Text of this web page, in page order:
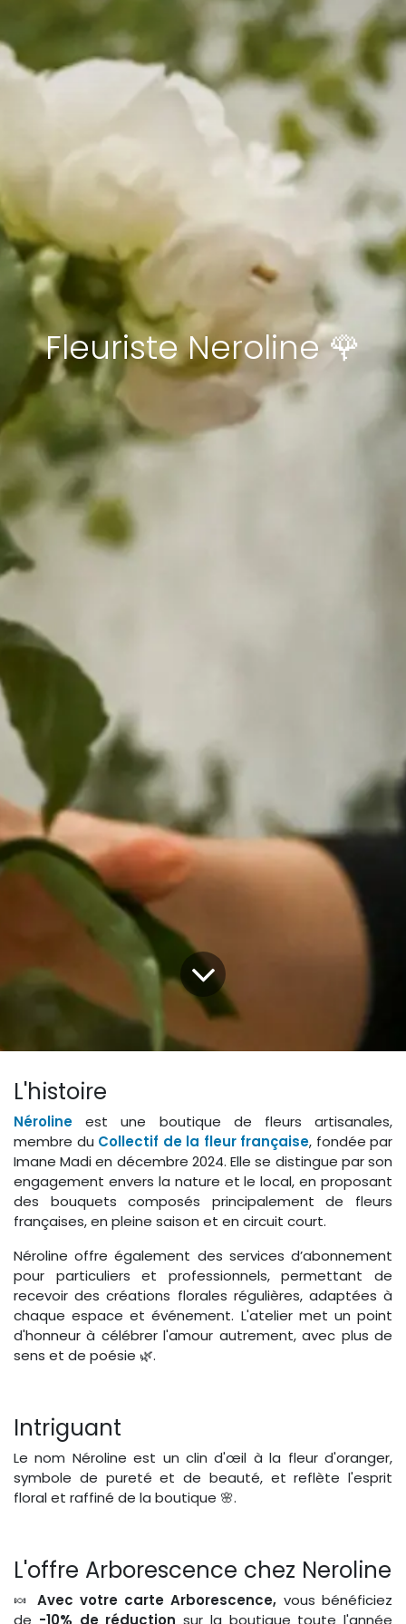
Fleuriste Neroline 🌹
L'histoire
Néroline
est une boutique de fleurs artisanales,
membre du Collectif de la fleur française, fondée par
Imane Madi en décembre 2024. Elle se distingue par son
engagement envers la nature et le local, en proposant
des bouquets composés principalement de fleurs
françaises, en pleine saison et en circuit court.
Néroline offre également des services d’abonnement
pour particuliers et professionnels, permettant de
recevoir des créations florales régulières, adaptées à
chaque espace et événement. L'atelier met un point
d'honneur à célébrer l'amour autrement, avec plus de
sens et de poésie 🌿.
Intriguant
Le nom Néroline est un clin d'œil à la fleur d'oranger,
symbole de pureté et de beauté, et reflète l'esprit
floral et raffiné de la boutique 🌸.
L'offre Arborescence chez Neroline
🍬 Avec votre carte Arborescence, vous bénéficiez
de -10% de réduction sur la boutique toute l'année